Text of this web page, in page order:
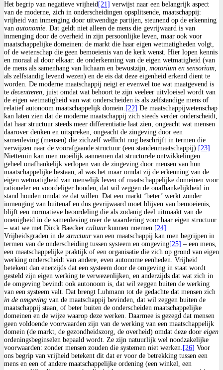
Het begrip van negatieve vrijheid[21] verwijst naar een belangrijk aspect
van de moderne, zich in onderscheidingen opsplitsende, maatschappij:
vrijheid van inmenging door uitwendige partijen, steunend op de erkenning
van autonomie. Dat geldt niet alleen de mens die gevrijwaard is van
inmenging door de overheid in zijn persoonlijke leven, maar ook voor
maatschappelijke domeinen: de markt die haar eigen wetmatigheden volgt,
of de wetenschap die geen bemoeienis van de kerk wenst. Hier lopen kennis
en moraal al door elkaar: de onderkenning van de eigen wetmatigheid (van
de mens als samenhang van lichaam en bewustzijn, motorium en sensorium,
als zelfstandig levend wezen) en de eis dat deze eigenheid erkend dient te
worden. De moderne maatschappij neigt er evenwel toe wat maatgevend is
te decentreren, juist omdat wat behoort te zijn veeleer uitvloeisel wordt van
de eigen wetmatigheid van wat onderscheiden is als zelfstandige mens of
relatief autonoom maatschappelijk domein. [22] De maatschappijwetenschap
kan laten zien dat de moderne maatschappij zich steeds verder onderscheidt,
dat haar structuur steeds meer differentiatie laat zien, ongeacht wat mensen
daarover denken en uitspreken, ongeacht de zingeving door een
samenleving (mensen) die zichzelf wellicht nog beschrijft in termen die
verwijzen naar de voorafgaande structuur (een standenmaatschappij). [23]
Niettemin kan men moeilijk aannemen dat structurele ontwikkelingen
geheel onafhankelijk verlopen van de zingeving door mensen van hun
maatschappelijke bestaan, al was het maar omdat zij de erkenning van de
eigen wetmatigheid van menselijk leven of maatschappelijke domeinen voor
rationeler en voordeliger houden, dat wil zeggen de onafhankelijkheid in
stand houden omdat ze dat willen. Dat een markt ‘beter’ werkt zonder
inmenging van buitenaf en dus gevrijwaard moet blijven van bemoeienis,
blijft een normatieve beoordeling die als zodanig deel uitmaakt van de
onenigheid in de samenleving over de waardering voor haar eigen structuur
– wat we met Dirck Baecker cultuurkunnen noemen. [24]
Vrijheidsgraden in de structuurvan een maatschappij kan men begrijpen in
termen van de onderscheiding tussen systeem en omgeving[25] – een mens,
een maatschappelijke praktijk of een organisatie die zich op grond van eigen
werking onderscheidt van andere, even autonome eenheden. Vrijheid
betekent dan enerzijds dat een systeem door de omgeving in staat wordt
gesteld zijn eigen werking te verwezenlijken, en anderzijds dat wat zich in
de omgeving bevindt ook autonoom is, dat wil zeggen buiten de werking
van een systeem valt. Dat brengt Luhmann tot de gedachte dat mensen zich
in de omgeving van de maatschappij bevinden, dat wil zeggen buiten de
maatschappij staan, of beter buiten de onderscheiden maatschappelijke
domeinen en de wijze waarop deze werken. Daarmee is gezegd dat mensen
geen voldoende voorwaarden zijn van de werking van een maatschappelijk
domein (de markt, de gezondheidszorg, de overheid) omdat deze door eigen
ordeningsbeginselen bepaald wordt. Ze zijn natuurlijk wel noodzakelijke
voorwaarden: zonder mensen zouden die systemen niet werken. [26] Voor
ons begrip van vrijheid betekent dit dat er voor de betrekking tussen een
mens en een of andere maatschappelijke ordening (een winkel, een